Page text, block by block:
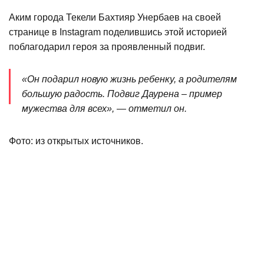
Аким города Текели Бахтияр Унербаев на своей
странице в Instagram поделившись этой историей
поблагодарил героя за проявленный подвиг.
«Он подарил новую жизнь ребенку, а родителям
большую радость. Подвиг Даурена – пример
мужества для всех», — отметил он.
Фото: из открытых источников.